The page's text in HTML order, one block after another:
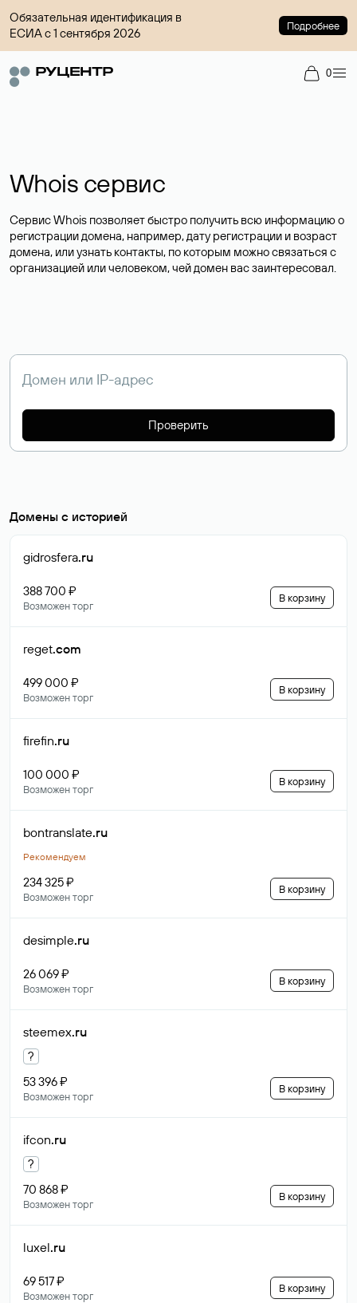
Обязательная идентификация в
ЕСИА с 1 сентября 2026
Подробнее
0
Whois сервис
Сервис Whois позволяет быстро получить всю информацию о
регистрации домена, например, дату регистрации и возраст
домена, или узнать контакты, по которым можно связаться с
организацией или человеком, чей домен вас заинтересовал.
Проверить
Домены с историей
gidrosfera.ru
388 700 ₽
Возможен торг
В корзину
reget.com
499 000 ₽
Возможен торг
В корзину
firefin.ru
100 000 ₽
Возможен торг
В корзину
bontranslate.ru
Рекомендуем
234 325 ₽
Возможен торг
В корзину
desimple.ru
26 069 ₽
Возможен торг
В корзину
steemex.ru
?
53 396 ₽
Возможен торг
В корзину
ifcon.ru
?
70 868 ₽
Возможен торг
В корзину
luxel.ru
69 517 ₽
Возможен торг
В корзину